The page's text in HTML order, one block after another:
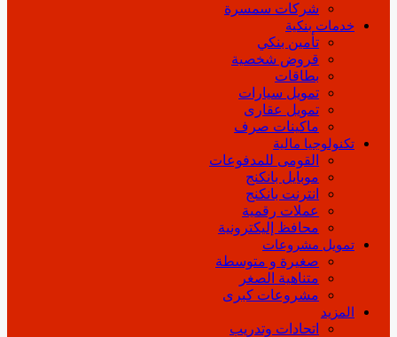
شركات سمسرة
خدمات بنكية
تأمين بنكي
قروض شخصية
بطاقات
تمويل سيارات
تمويل عقارى
ماكينات صرف
تكنولوجيا مالية
القومى للمدفوعات
موبايل بانكنج
انترنت بانكنج
عملات رقمية
محافظ إليكترونية
تمويل مشروعات
صغيرة و متوسطة
متناهية الصغر
مشروعات كبرى
المزيد
اتحادات وتدريب